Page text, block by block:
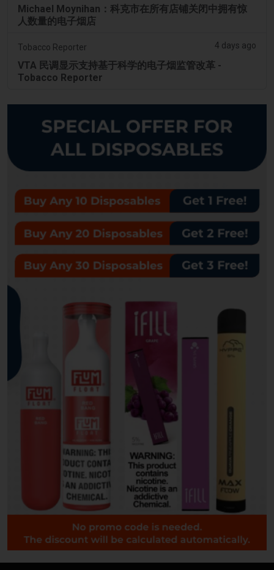
Michael Moynihan：科克市在所有店铺关闭中拥有惊
人数量的电子烟店
Tobacco Reporter 4 days ago
VTA 民调显示支持基于科学的电子烟监管改革 -
Tobacco Reporter